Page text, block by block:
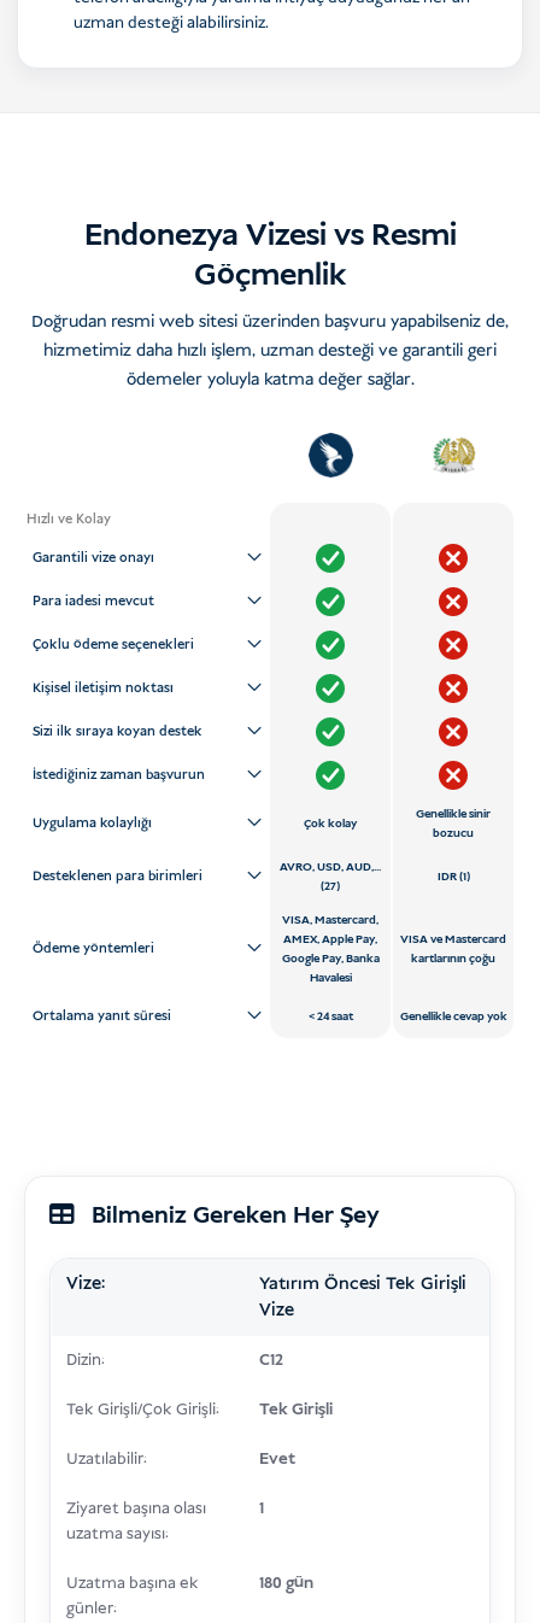
uzman desteği alabilirsiniz.
Endonezya Vizesi vs Resmi
Göçmenlik
Doğrudan resmi web sitesi üzerinden başvuru yapabilseniz de,
hizmetimiz daha hızlı işlem, uzman desteği ve garantili geri
ödemeler yoluyla katma değer sağlar.
Hızlı ve Kolay
Garantili vize onayı
Para iadesi mevcut
Çoklu ödeme seçenekleri
Kişisel iletişim noktası
Sizi ilk sıraya koyan destek
İstediğiniz zaman başvurun
Uygulama kolaylığı Çok kolay
Genellikle sinir
bozucu
Desteklenen para birimleri
AVRO, USD, AUD,...
(27)
IDR (1)
Ödeme yöntemleri
VISA, Mastercard,
AMEX, Apple Pay,
Google Pay, Banka
Havalesi
VISA ve Mastercard
kartlarının çoğu
Ortalama yanıt süresi 24 saat Genellikle cevap yok
Bilmeniz Gereken Her Şey
Vize:
Yatırım Öncesi Tek Girişli
Vize
Dizin: C12
Tek Girişli/Çok Girişli: Tek Girişli
Uzatılabilir: Evet
Ziyaret başına olası
uzatma sayısı:
1
Uzatma başına ek
günler:
180 gün